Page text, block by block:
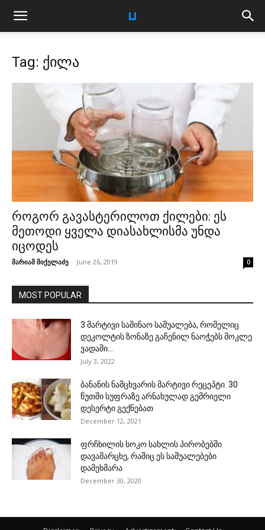
Tag: ქილა
როგორ გავასტერილოთ ქილები: ეს
მეთოდი ყველა დიასახლისმა უნდა
იცოდეს
მარიამ მიქელაძე - June 26, 2019 0
MOST POPULAR
3 მარტივი საშინაო საშუალება, რომელიც
დეკოლტის ზონაზე გაჩენილ ნაოჭებს მოკლე
ვადაში...
July 3, 2022
ბანანის ნამცხვარის მარტივი რეცეპტი. 30
წუთში სუფრაზე არნახულად გემრიელი
დესერტი გექნებათ
December 12, 2021
ფრჩხილის სოკო სახლის პირობებში
დავამარცხე, რაშიც ეს საშუალებები
დამეხმარა
December 30, 2020